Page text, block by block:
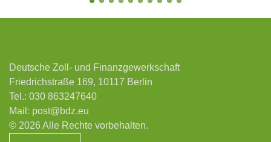
Deutsche Zoll- und Finanzgewerkschaft
Friedrichstraße 169, 10117 Berlin
Tel.: 030 863247640
Mail: post@bdz.eu
© 2026 Alle Rechte vorbehalten.